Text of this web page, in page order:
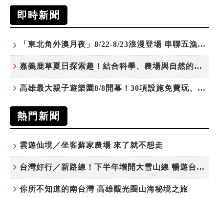
即時新聞
「東北角外澳月夜」8/22-8/23浪漫登場 串聯五漁村、音樂、市集、火舞與慢旅共度夏夜
嘉義鹿草夏日探索趣！結合科學、農場與自然的親子小旅行
高雄最大親子遊樂園8/8開幕！30項設施免費玩、YOYO家族嗨翻暑假
熱門新聞
雲遊仙境／坐客蘇家農場 來了就不想走
台灣好行／新路線！下半年增開大雪山線 暢遊台中更便利
你所不知道的南台灣 高雄觀光圈山海秘境之旅